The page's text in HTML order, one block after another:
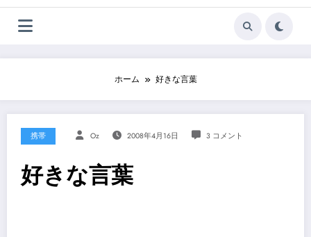
ホーム 好きな言葉
携帯 Oz 2008年4月16日 3 コメント
好きな言葉